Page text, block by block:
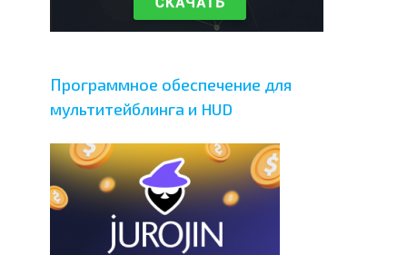
Программное обеспечение для
мультитейблинга и HUD